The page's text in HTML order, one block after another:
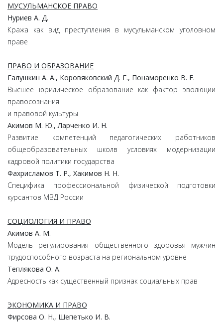
МУСУЛЬМАНСКОЕ ПРАВО
Нуриев А. Д.
Кража как вид преступления в мусульманском уголовном
праве
ПРАВО И ОБРАЗОВАНИЕ
Галушкин А. А., Коровяковский Д. Г., Понаморенко В. Е.
Высшее юридическое образование как фактор эволюции
правосознания
и правовой культуры
Акимов М. Ю., Ларченко И. Н.
Развитие компетенций педагогических работников
общеобразовательных школв условиях модернизации
кадровой политики государства
Фахрисламов Т. Р., Хакимов Н. Н.
Специфика профессиональной физической подготовки
курсантов МВД России
СОЦИОЛОГИЯ И ПРАВО
Акимов А. М.
Модель регулирования общественного здоровья мужчин
трудоспособного возраста на региональном уровне
Теплякова О. А.
Адресность как существенный признак социальных прав
ЭКОНОМИКА И ПРАВО
Фирсова О. Н., Шепетько И. В.